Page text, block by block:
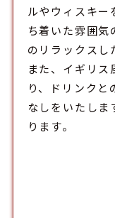
ルやウィスキー
ち着いた雰囲気
のリラックスし
また、イギリ
り、ドリンクと
なしをいたしま
ります。